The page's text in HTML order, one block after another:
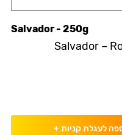
Salvador –
Salvador - 250g
לעגלת קניות +